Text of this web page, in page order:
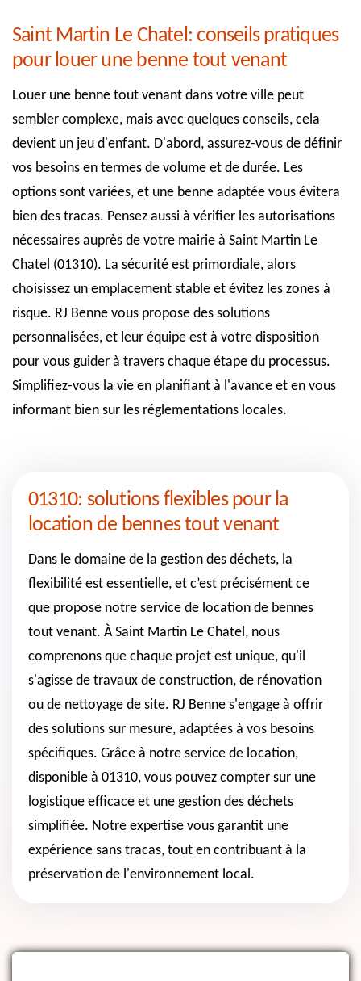
Saint Martin Le Chatel: conseils pratiques
pour louer une benne tout venant
Louer une benne tout venant dans votre ville peut
sembler complexe, mais avec quelques conseils, cela
devient un jeu d'enfant. D'abord, assurez-vous de définir
vos besoins en termes de volume et de durée. Les
options sont variées, et une benne adaptée vous évitera
bien des tracas. Pensez aussi à vérifier les autorisations
nécessaires auprès de votre mairie à Saint Martin Le
Chatel (01310). La sécurité est primordiale, alors
choisissez un emplacement stable et évitez les zones à
risque. RJ Benne vous propose des solutions
personnalisées, et leur équipe est à votre disposition
pour vous guider à travers chaque étape du processus.
Simplifiez-vous la vie en planifiant à l'avance et en vous
informant bien sur les réglementations locales.
01310: solutions flexibles pour la
location de bennes tout venant
Dans le domaine de la gestion des déchets, la
flexibilité est essentielle, et c’est précisément ce
que propose notre service de location de bennes
tout venant. À Saint Martin Le Chatel, nous
comprenons que chaque projet est unique, qu'il
s'agisse de travaux de construction, de rénovation
ou de nettoyage de site. RJ Benne s'engage à offrir
des solutions sur mesure, adaptées à vos besoins
spécifiques. Grâce à notre service de location,
disponible à 01310, vous pouvez compter sur une
logistique efficace et une gestion des déchets
simplifiée. Notre expertise vous garantit une
expérience sans tracas, tout en contribuant à la
préservation de l'environnement local.